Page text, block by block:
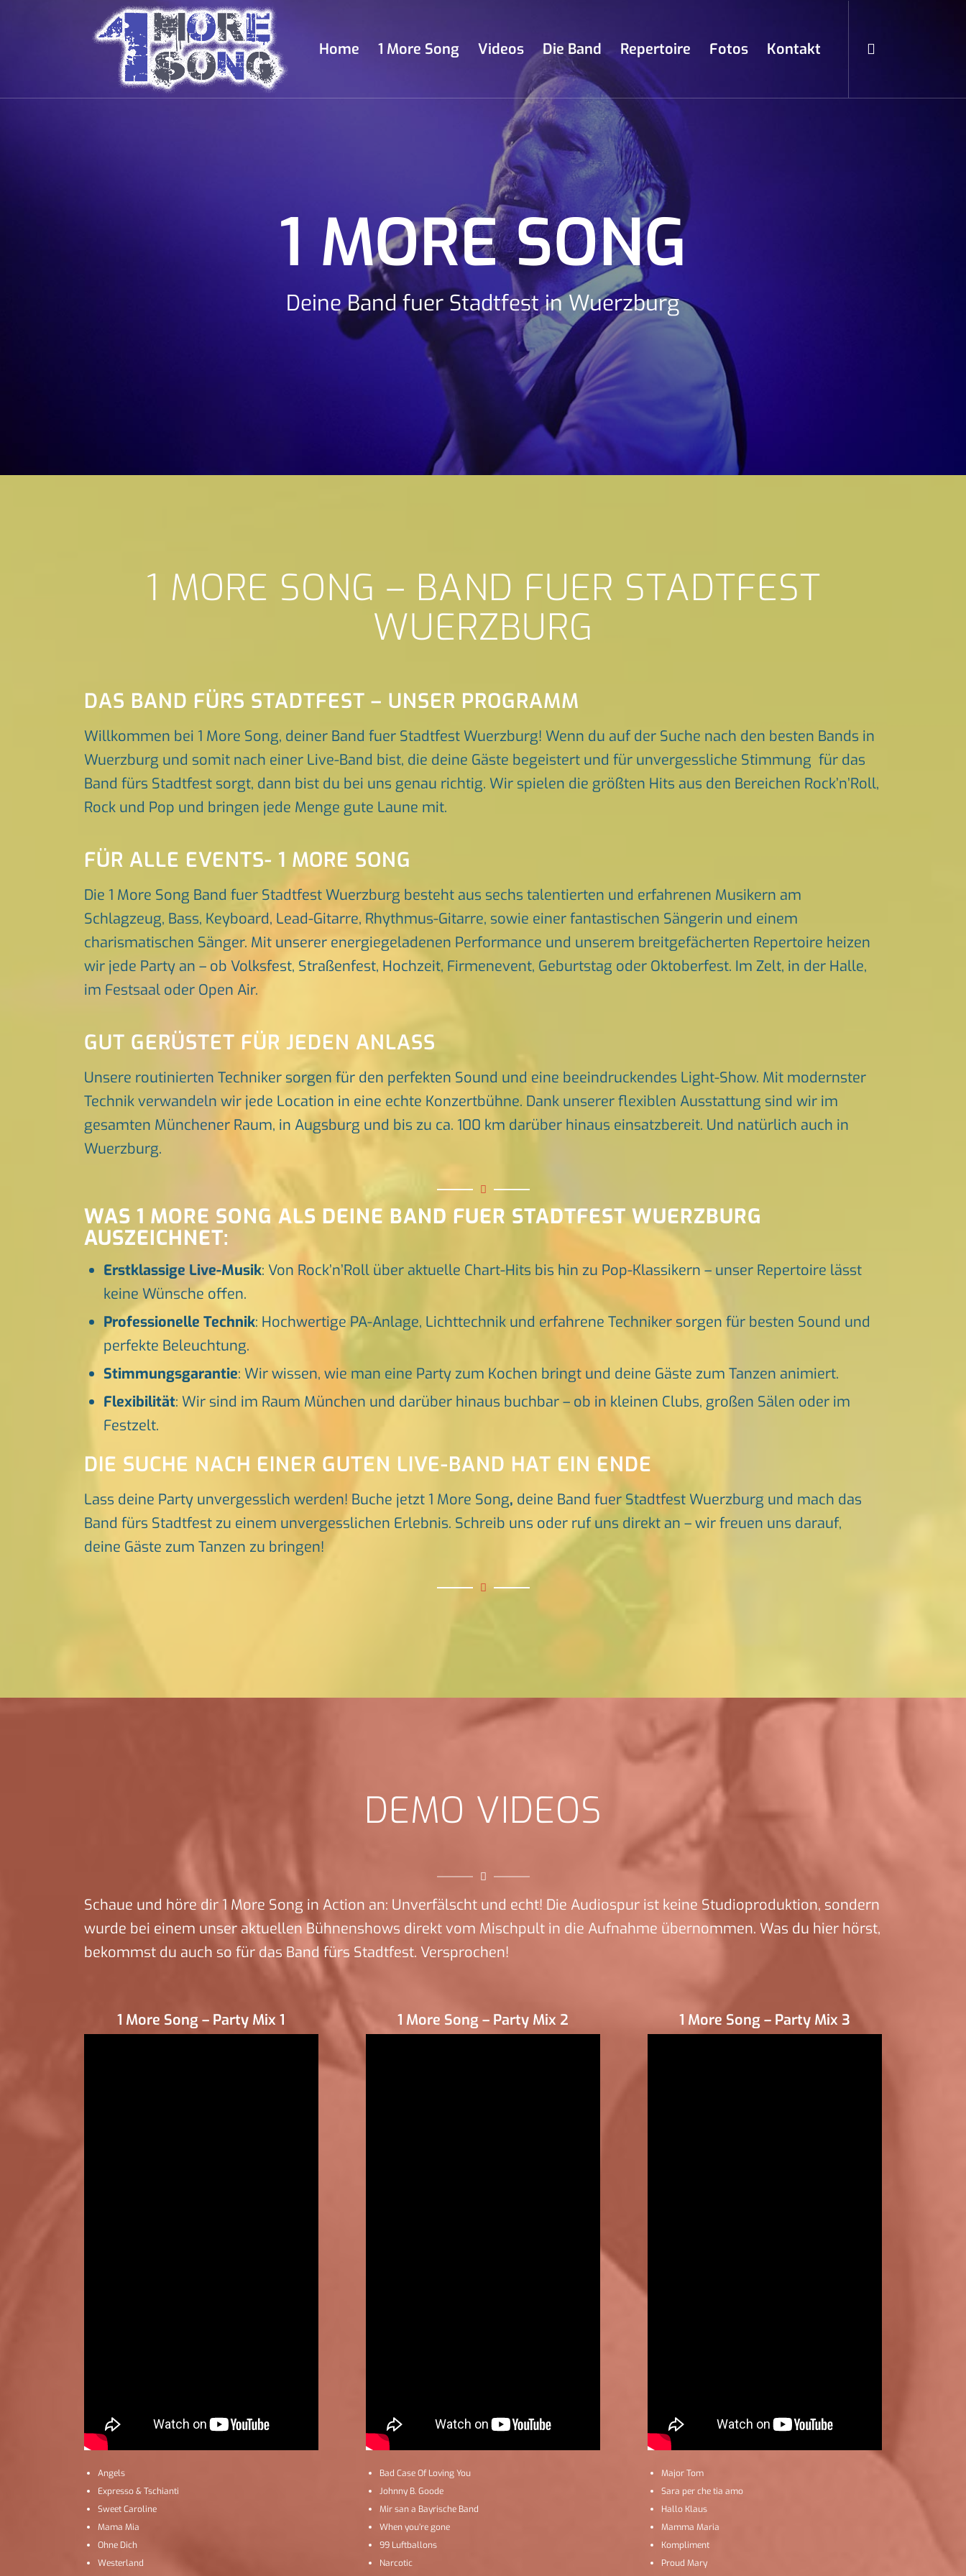
Home 1 More Song Videos Die Band Repertoire Fotos Kontakt
1 MORE SONG
Deine Band fuer Stadtfest in Wuerzburg
1 MORE SONG – BAND FUER STADTFEST
WUERZBURG
DAS BAND FÜRS STADTFEST – UNSER PROGRAMM
Willkommen bei 1 More Song, deiner Band fuer Stadtfest Wuerzburg! Wenn du auf der Suche nach den besten Bands in
Wuerzburg und somit nach einer Live-Band bist, die deine Gäste begeistert und für unvergessliche Stimmung für das
Band fürs Stadtfest sorgt, dann bist du bei uns genau richtig. Wir spielen die größten Hits aus den Bereichen Rock’n’Roll,
Rock und Pop und bringen jede Menge gute Laune mit.
FÜR ALLE EVENTS- 1 MORE SONG
Die 1 More Song Band fuer Stadtfest Wuerzburg besteht aus sechs talentierten und erfahrenen Musikern am
Schlagzeug, Bass, Keyboard, Lead-Gitarre, Rhythmus-Gitarre, sowie einer fantastischen Sängerin und einem
charismatischen Sänger. Mit unserer energiegeladenen Performance und unserem breitgefächerten Repertoire heizen
wir jede Party an – ob Volksfest, Straßenfest, Hochzeit, Firmenevent, Geburtstag oder Oktoberfest. Im Zelt, in der Halle,
im Festsaal oder Open Air.
GUT GERÜSTET FÜR JEDEN ANLASS
Unsere routinierten Techniker sorgen für den perfekten Sound und eine beeindruckendes Light-Show. Mit modernster
Technik verwandeln wir jede Location in eine echte Konzertbühne. Dank unserer flexiblen Ausstattung sind wir im
gesamten Münchener Raum, in Augsburg und bis zu ca. 100 km darüber hinaus einsatzbereit. Und natürlich auch in
Wuerzburg.
WAS 1 MORE SONG ALS DEINE BAND FUER STADTFEST WUERZBURG
AUSZEICHNET:
Erstklassige Live-Musik: Von Rock’n’Roll über aktuelle Chart-Hits bis hin zu Pop-Klassikern – unser Repertoire lässt
keine Wünsche offen.
Professionelle Technik: Hochwertige PA-Anlage, Lichttechnik und erfahrene Techniker sorgen für besten Sound und
perfekte Beleuchtung.
Stimmungsgarantie: Wir wissen, wie man eine Party zum Kochen bringt und deine Gäste zum Tanzen animiert.
Flexibilität: Wir sind im Raum München und darüber hinaus buchbar – ob in kleinen Clubs, großen Sälen oder im
Festzelt.
DIE SUCHE NACH EINER GUTEN LIVE-BAND HAT EIN ENDE
Lass deine Party unvergesslich werden! Buche jetzt 1 More Song, deine Band fuer Stadtfest Wuerzburg und mach das
Band fürs Stadtfest zu einem unvergesslichen Erlebnis. Schreib uns oder ruf uns direkt an – wir freuen uns darauf,
deine Gäste zum Tanzen zu bringen!
DEMO VIDEOS
Schaue und höre dir 1 More Song in Action an: Unverfälscht und echt! Die Audiospur ist keine Studioproduktion, sondern
wurde bei einem unser aktuellen Bühnenshows direkt vom Mischpult in die Aufnahme übernommen. Was du hier hörst,
bekommst du auch so für das Band fürs Stadtfest. Versprochen!
1 More Song – Party Mix 1
Angels
Expresso & Tschianti
Sweet Caroline
Mama Mia
Ohne Dich
Westerland
1 More Song – Party Mix 2
Bad Case Of Loving You
Johnny B. Goode
Mir san a Bayrische Band
When you’re gone
99 Luftballons
Narcotic
1 More Song – Party Mix 3
Major Tom
Sara per che tia amo
Hallo Klaus
Mamma Maria
Kompliment
Proud Mary